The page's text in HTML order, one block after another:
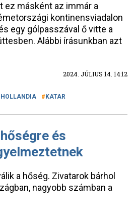
ez másként az immár a
kontinensviadalon
egy gólpasszával ő vitte a
Alábbi írásunkban azt
2024. JÚLIUS 14. 14:12
HOLLANDIA KATAR
és
a hőség. Zivatarok bárhol
nagyobb számban a